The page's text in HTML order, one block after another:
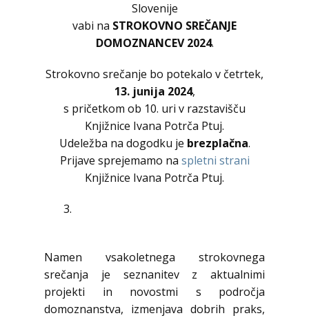
Slovenije
vabi na STROKOVNO SREČANJE
DOMOZNANCEV 2024.
Strokovno srečanje bo potekalo v četrtek,
13. junija 2024,
s pričetkom ob 10. uri v razstavišču
Knjižnice Ivana Potrča Ptuj.
Udeležba na dogodku je brezplačna.
Prijave sprejemamo na spletni strani
Knjižnice Ivana Potrča Ptuj.
Namen vsakoletnega strokovnega
srečanja je seznanitev z aktualnimi
projekti in novostmi s področja
domoznanstva, izmenjava dobrih praks,